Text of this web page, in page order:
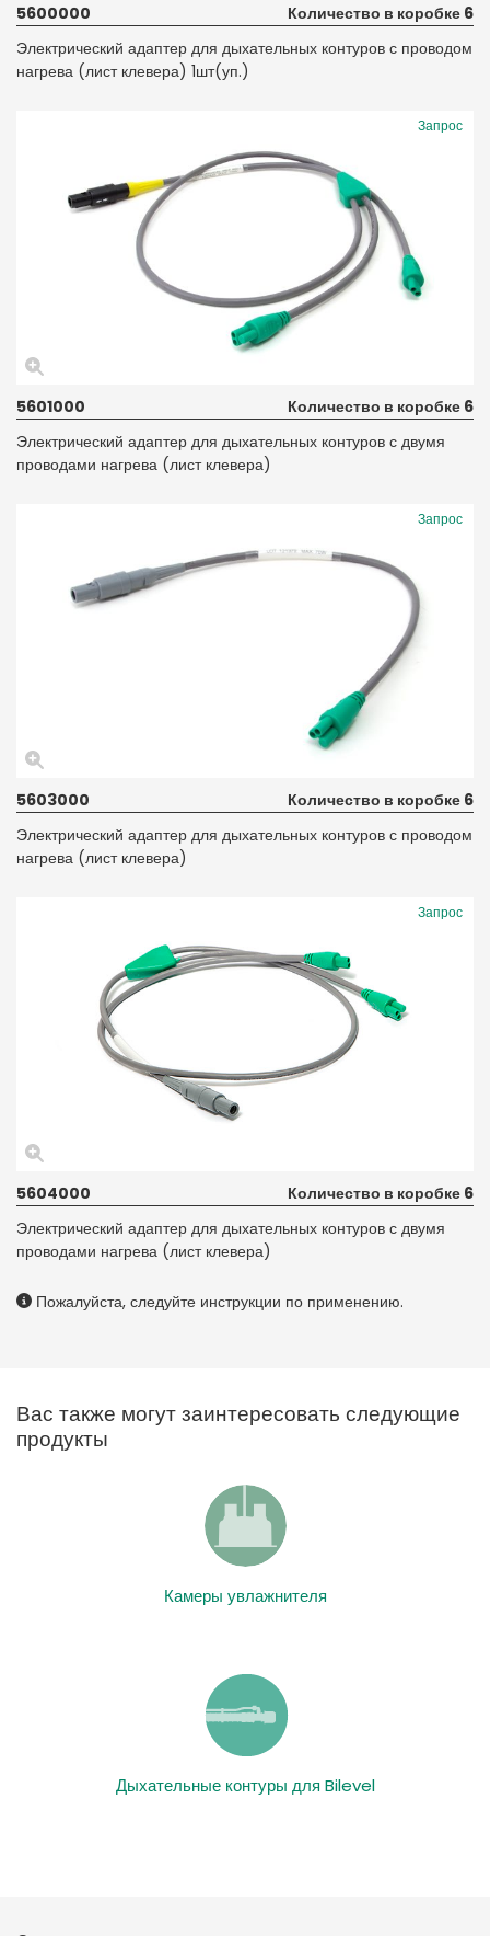
5600000
Количество в коробке 6
Электрический адаптер для дыхательных контуров с проводом
нагрева (лист клевера) 1шт(уп.)
Запрос
5601000
Количество в коробке 6
Электрический адаптер для дыхательных контуров с двумя
проводами нагрева (лист клевера)
Запрос
5603000
Количество в коробке 6
Электрический адаптер для дыхательных контуров с проводом
нагрева (лист клевера)
Запрос
5604000
Количество в коробке 6
Электрический адаптер для дыхательных контуров с двумя
проводами нагрева (лист клевера)
Пожалуйста, следуйте инструкции по применению.
Вас также могут заинтересовать следующие
продукты
Камеры увлажнителя
Дыхательные контуры для Bilevel